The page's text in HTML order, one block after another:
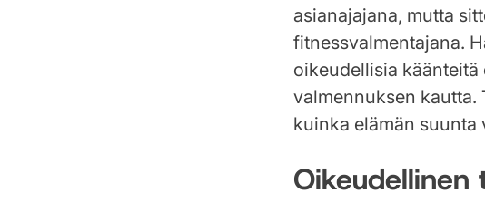
asianajajana, mutta
fitnessvalmentajana.
oikeudellisia
valmennuksen kautta.
kuinka elämän suunta
Oikeudellinen